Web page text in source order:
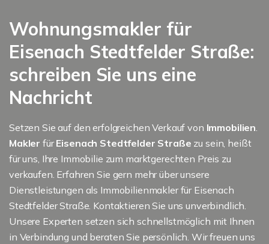
Wohnungsmakler für
Eisenach Stedtfelder Straße:
schreiben Sie uns eine
Nachricht
Setzen Sie auf den erfolgreichen Verkauf von Immobilien
Makler fürEisenach Stedtfelder Straße zu sein, heißt
für uns, Ihre Immobilie zum marktgerechten Preis zu
verkaufen. Erfahren Sie gern mehr über unsere
Dienstleistungen als Immobilienmakler für Eisenach
Stedtfelder Straße. Kontaktieren Sie uns unverbindlich.
Unsere Experten setzen sich schnellstmöglich mit Ihnen
in Verbindung und beraten Sie persönlich. Wir freuen uns